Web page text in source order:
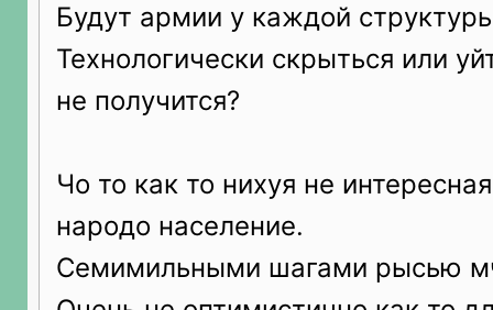
Будут армии у каждой
Технологически скрыться или
не получится?
Чо то как то нихуя не
народо население.
Семимильными шагами рысью